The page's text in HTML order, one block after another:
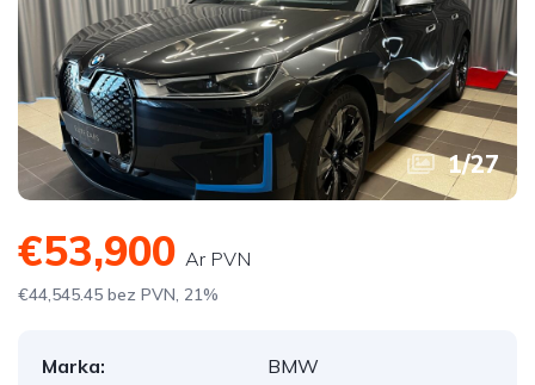
1/27
€53,900 Ar PVN
€44,545.45 bez PVN, 21%
Marka:
BMW